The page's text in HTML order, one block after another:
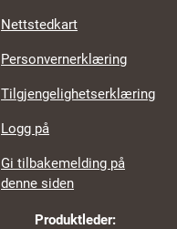
Nettstedkart
Personvernerklæring
Tilgjengelighetserklæring
Logg på
Gi tilbakemelding på
denne siden
Produktleder: